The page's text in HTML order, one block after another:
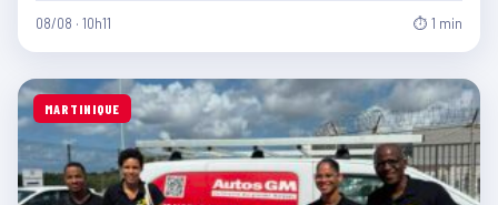
08/08 · 10h11 ⏱ 1 min
MARTINIQUE